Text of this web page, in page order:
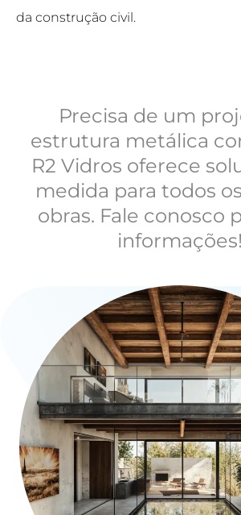
da construção civil.
Precisa de um
estrutura metálica
R2 Vidros oferece
medida para todos
obras. Fale conosco
informações!